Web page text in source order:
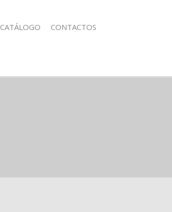
CATÁLOGO CONTACTOS